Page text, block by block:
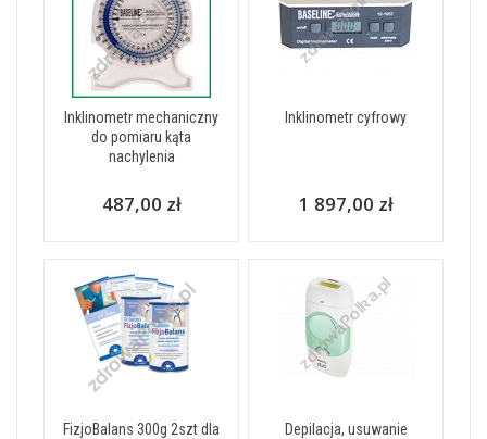
Inklinometr mechaniczny
do pomiaru kąta
nachylenia
487,00 zł
Inklinometr cyfrowy
1 897,00 zł
FizjoBalans 300g 2szt dla
Depilacja, usuwanie